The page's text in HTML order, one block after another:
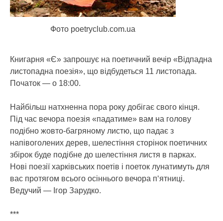
Фото poetryclub.com.ua
Книгарня «Є» запрошує на поетичний вечір «Відпадна
листопадна поезія», що відбудеться 11 листопада.
Початок — о 18:00.
Найбільш натхненна пора року добігає свого кінця.
Під час вечора поезія «падатиме» вам на голову
подібно жовто-багряному листю, що падає з
напівоголених дерев, шелестіння сторінок поетичних
збірок буде подібне до шелестіння листя в парках.
Нові поезії харківських поетів і поеток лунатимуть для
вас протягом всього осіннього вечора п‘ятниці.
Ведучий — Ігор Зарудко.
***